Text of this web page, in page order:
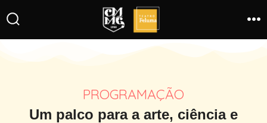
PROGRAMAÇÃO
Um palco para a arte, ciência e